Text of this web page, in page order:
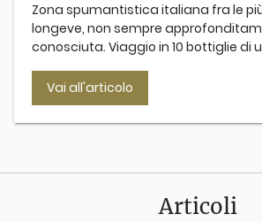
Zona spumantistica italiana fra le
longeve, non sempre
conosciuta. Viaggio in 10 bottiglie di
Vai all'articolo
Articoli